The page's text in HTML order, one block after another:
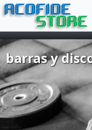
ACOFIDE
STORE
barras y